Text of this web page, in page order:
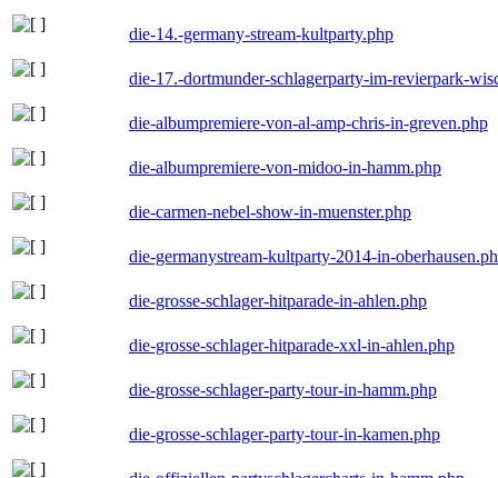
die-14.-germany-stream-kultparty.php
die-17.-dortmunder-schlagerparty-im-revierpark-
die-albumpremiere-von-al-amp-chris-in-greven.php
die-albumpremiere-von-midoo-in-hamm.php
die-carmen-nebel-show-in-muenster.php
die-germanystream-kultparty-2014-in-
die-grosse-schlager-hitparade-in-ahlen.php
die-grosse-schlager-hitparade-xxl-in-ahlen.php
die-grosse-schlager-party-tour-in-hamm.php
die-grosse-schlager-party-tour-in-kamen.php